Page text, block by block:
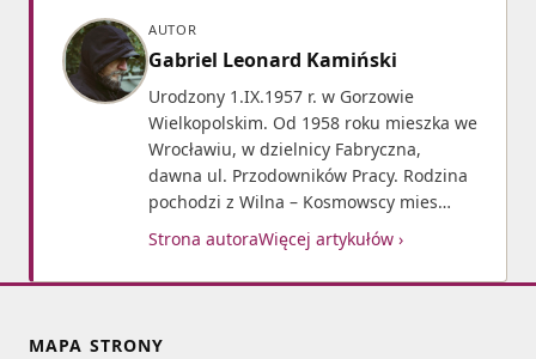
AUTOR
Gabriel Leonard Kamiński
Urodzony 1.IX.1957 r. w Gorzowie
Wielkopolskim. Od 1958 roku mieszka we
Wrocławiu, w dzielnicy Fabryczna,
dawna ul. Przodowników Pracy. Rodzina
pochodzi z Wilna – Kosmowscy mies…
Strona autoraWięcej artykułów ›
MAPA STRONY